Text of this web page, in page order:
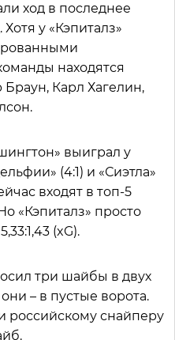
ход в последнее
у «Кэпиталз»
находятся
Карл Хагелин,
выиграл у
(4:1) и «Сиэтла»
входят в топ-5
«Кэпиталз» просто
(xG).
три шайбы в двух
– в пустые ворота.
российскому снайперу